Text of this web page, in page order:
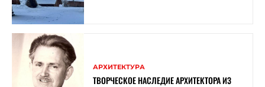
АРХИТЕКТУРА
ТВОРЧЕСКОЕ НАСЛЕДИЕ АРХИТЕКТОРА ИЗ